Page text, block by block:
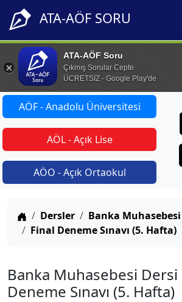
ATA-AÖF SORU
ATA-AÖF Soru
Çıkmış Sorular Cepte
ÜCRETSİZ - Google Play'de
AÖF - Anadolu Üniversitesi
AÖL - Açık Lise
AÖO - Açık Ortaokul
Anasayfa
Dersler
Banka Muhasebesi
Final Deneme Sınavı (5. Hafta)
Banka Muhasebesi Dersi
Deneme Sınavı (5. Hafta)